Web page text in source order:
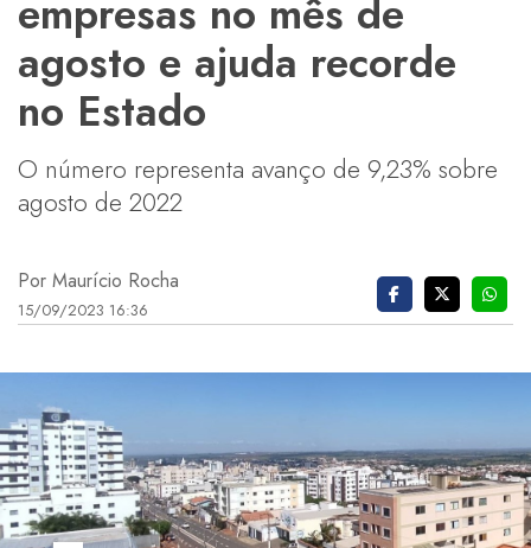
empresas no mês de
agosto e ajuda recorde
no Estado
O número representa avanço de 9,23% sobre
agosto de 2022
Por Maurício Rocha
15/09/2023 16:36